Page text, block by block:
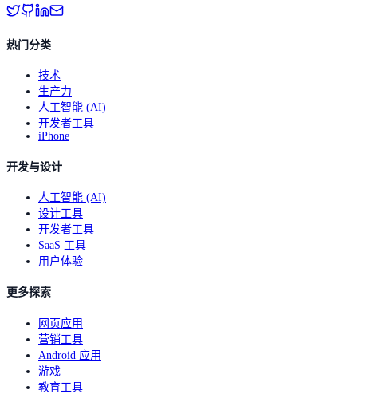
热门分类
技术
生产力
人工智能 (AI)
开发者工具
iPhone
开发与设计
人工智能 (AI)
设计工具
开发者工具
SaaS 工具
用户体验
更多探索
网页应用
营销工具
Android 应用
游戏
教育工具